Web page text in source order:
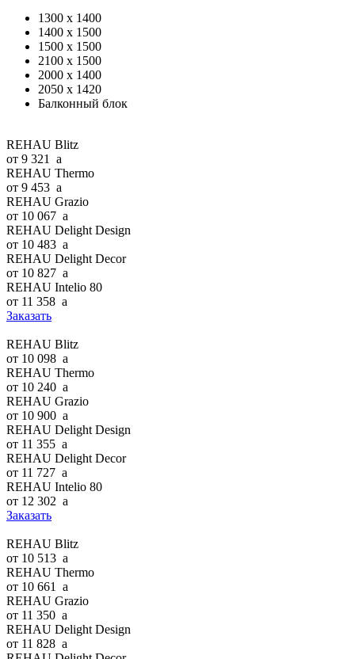
1300 x 1400
1400 x 1500
1500 x 1500
2100 x 1500
2000 x 1400
2050 x 1420
Балконный блок
REHAU Blitz
от 9 321 a
REHAU Thermo
от 9 453 a
REHAU Grazio
от 10 067 a
REHAU Delight Design
от 10 483 a
REHAU Delight Decor
от 10 827 a
REHAU Intelio 80
от 11 358 a
Заказать
REHAU Blitz
от 10 098 a
REHAU Thermo
от 10 240 a
REHAU Grazio
от 10 900 a
REHAU Delight Design
от 11 355 a
REHAU Delight Decor
от 11 727 a
REHAU Intelio 80
от 12 302 a
Заказать
REHAU Blitz
от 10 513 a
REHAU Thermo
от 10 661 a
REHAU Grazio
от 11 350 a
REHAU Delight Design
от 11 828 a